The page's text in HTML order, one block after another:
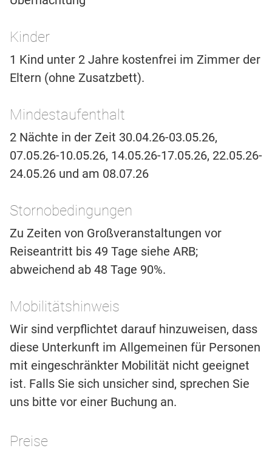
Kinder
1 Kind unter 2 Jahre kostenfrei im Zimmer der
Eltern (ohne Zusatzbett).
Mindestaufenthalt
2 Nächte in der Zeit 30.04.26-03.05.26,
07.05.26-10.05.26, 14.05.26-17.05.26, 22.05.26-
24.05.26 und am 08.07.26
Stornobedingungen
Zu Zeiten von Großveranstaltungen vor
Reiseantritt bis 49 Tage siehe ARB;
abweichend ab 48 Tage 90%.
Mobilitätshinweis
Wir sind verpflichtet darauf hinzuweisen, dass
diese Unterkunft im Allgemeinen für Personen
mit eingeschränkter Mobilität nicht geeignet
ist. Falls Sie sich unsicher sind, sprechen Sie
uns bitte vor einer Buchung an.
Preise